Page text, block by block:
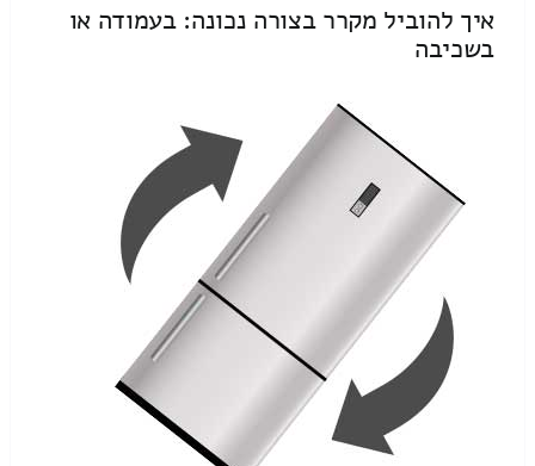
איך להוביל מקרר בצורה נכונה: בעמודה או
בשכיבה